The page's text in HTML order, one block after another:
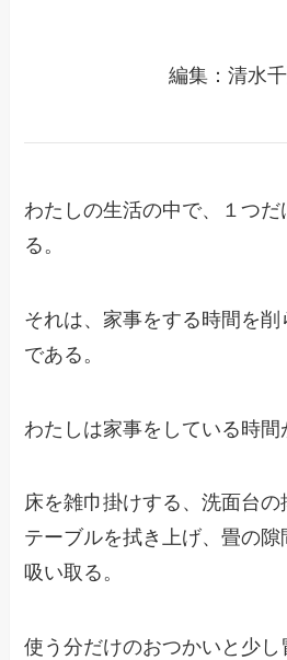
編集：清水
わたしの生活の中で、１つ
る。
それは、家事をする時間を削
である。
わたしは家事をしている時間
床を雑巾掛けする、洗面台の
テーブルを拭き上げ、畳の
吸い取る。
使う分だけのおつかいと少